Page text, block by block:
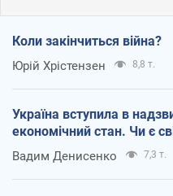
Коли закінчиться війна?
Юрій Хрістензен 8,8 т.
Україна вступила в
економічний стан. Чи є
Вадим Денисенко 7,3 т.